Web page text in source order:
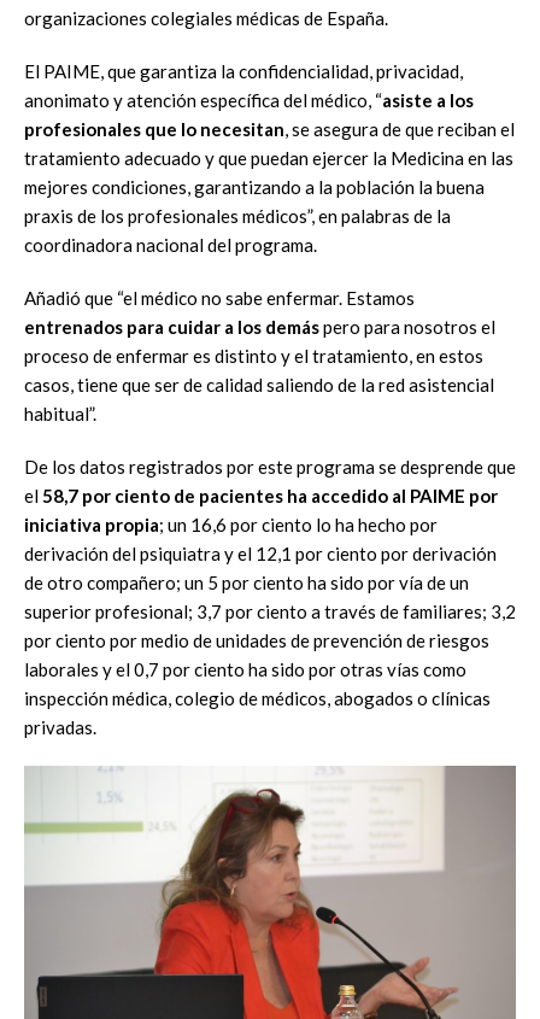
organizaciones colegiales médicas de España.
El PAIME, que garantiza la confidencialidad, privacidad,
anonimato y atención específica del médico, “asiste a los
profesionales que lo necesitan, se asegura de que reciban el
tratamiento adecuado y que puedan ejercer la Medicina en las
mejores condiciones, garantizando a la población la buena
praxis de los profesionales médicos”, en palabras de la
coordinadora nacional del programa.
Añadió que “el médico no sabe enfermar. Estamos
entrenados para cuidar a los demáspero para nosotros el
proceso de enfermar es distinto y el tratamiento, en estos
casos, tiene que ser de calidad saliendo de la red asistencial
habitual”.
De los datos registrados por este programa se desprende que
el58,7 por ciento de pacientes ha accedido al PAIME por
iniciativa propia; un 16,6 por ciento lo ha hecho por
derivación del psiquiatra y el 12,1 por ciento por derivación
de otro compañero; un 5 por ciento ha sido por vía de un
superior profesional; 3,7 por ciento a través de familiares; 3,2
por ciento por medio de unidades de prevención de riesgos
laborales y el 0,7 por ciento ha sido por otras vías como
inspección médica, colegio de médicos, abogados o clínicas
privadas.